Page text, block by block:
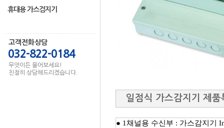
휴대용 가스검지기
고객전화상담
032-822-0184
무엇이든 물어보세요!
친절히 상담해드리겠습니다.
일점식 가스감지기 제품
● 1채널용 수신부 : 가스감지기